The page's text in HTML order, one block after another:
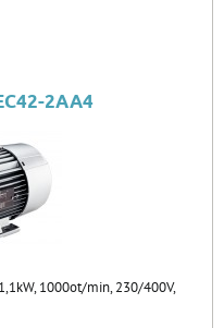
2AA4
1000ot/min, 230/400V,